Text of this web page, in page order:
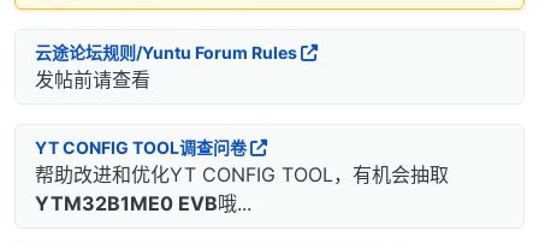
云途论坛规则/Yuntu Forum Rules
发帖前请查看
YT CONFIG TOOL调查问卷
帮助改进和优化YT CONFIG TOOL，有机会抽取
YTM32B1ME0 EVB哦...